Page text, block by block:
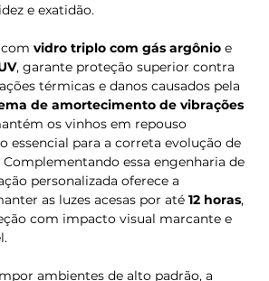
e exatidão.
vidro triplo com gás argônioe
, garante proteção superior contra
térmicas e danos causados pela
de amortecimento de vibrações
os vinhos em repouso
essencial para a correta evolução de
Complementando essa engenharia de
personalizada oferece a
as luzes acesas por até 12 horas,
com impacto visual marcante e
ambientes de alto padrão, a